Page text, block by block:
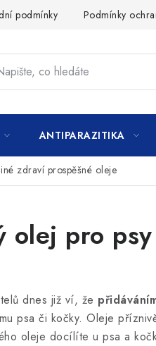
podmínky Podmínky
ANTIPARAZITIKA
zdraví prospěšné oleje
olej pro
dnes již ví, že
psa či kočky. Oleje
oleje docílíte u psa a